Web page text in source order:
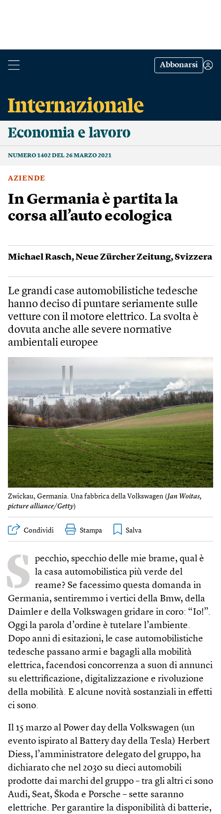
Abbonarsi
Economia e lavoro
NUMERO 1402 DEL 26 MARZO 2021
AZIENDE
In Germania è partita la
corsa all’auto ecologica
Michael Rasch,Neue Zürcher Zeitung,Svizzera
Le grandi case automobilistiche tedesche
hanno deciso di puntare seriamente sulle
vetture con il motore elettrico. La svolta è
dovuta anche alle severe normative
ambientali europee
Zwickau, Germania. Una fabbrica della Volkswagen (Jan Woitas,
picture alliance/Getty)
Condividi Stampa
S pecchio, specchio delle mie brame, qual è
la casa automobilistica più verde del
reame? Se facessimo questa domanda in
Germania, sentiremmo i vertici della Bmw, della
Daimler e della Volkswagen gridare in coro: “Io!”.
Oggi la parola d’ordine è tutelare l’ambiente.
Dopo anni di esitazioni, le case automobilistiche
tedesche passano armi e bagagli alla mobilità
elettrica, facendosi concorrenza a suon di annunci
su elettrificazione, digitalizzazione e rivoluzione
della mobilità. E alcune novità sostanziali in effetti
ci sono.
Il 15 marzo al Power day della Volks­wagen (un
evento ispirato al Battery day della Tesla) Herbert
Diess, l’amministratore delegato del gruppo, ha
dichiarato che nel 2030 su dieci automobili
prodotte dai marchi del gruppo – tra gli altri ci sono
Audi, Seat, Škoda e Porsche – sette saranno
elettriche. Per garantire la disponibilità di batterie,